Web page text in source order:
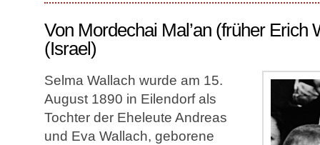
Von Mordechai Mal’an (früher Erich
(Israel)
Selma Wallach wurde am 15.
August 1890 in Eilendorf als
Tochter der Eheleute Andreas
und Eva Wallach, geborene